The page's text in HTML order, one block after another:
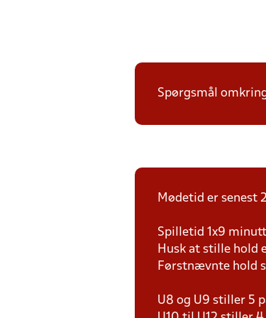
Spørgsmål
Mødetid er senest
Spilletid 1x9
Husk at stille hold
Førstnævnte hold
U8 og U9 stiller 5